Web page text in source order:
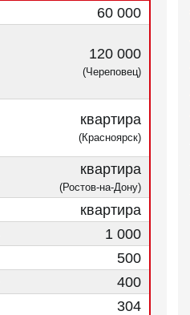
60 000
120 000
(Череповец)
квартира
(Красноярск)
квартира
(Ростов-на-Дону)
квартира
1 000
500
400
304